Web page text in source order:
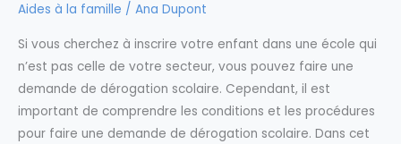
Aides à la famille / Ana Dupont
Si vous cherchez à inscrire votre enfant dans une école qui
n’est pas celle de votre secteur, vous pouvez faire une
demande de dérogation scolaire. Cependant, il est
important de comprendre les conditions et les procédures
pour faire une demande de dérogation scolaire. Dans cet